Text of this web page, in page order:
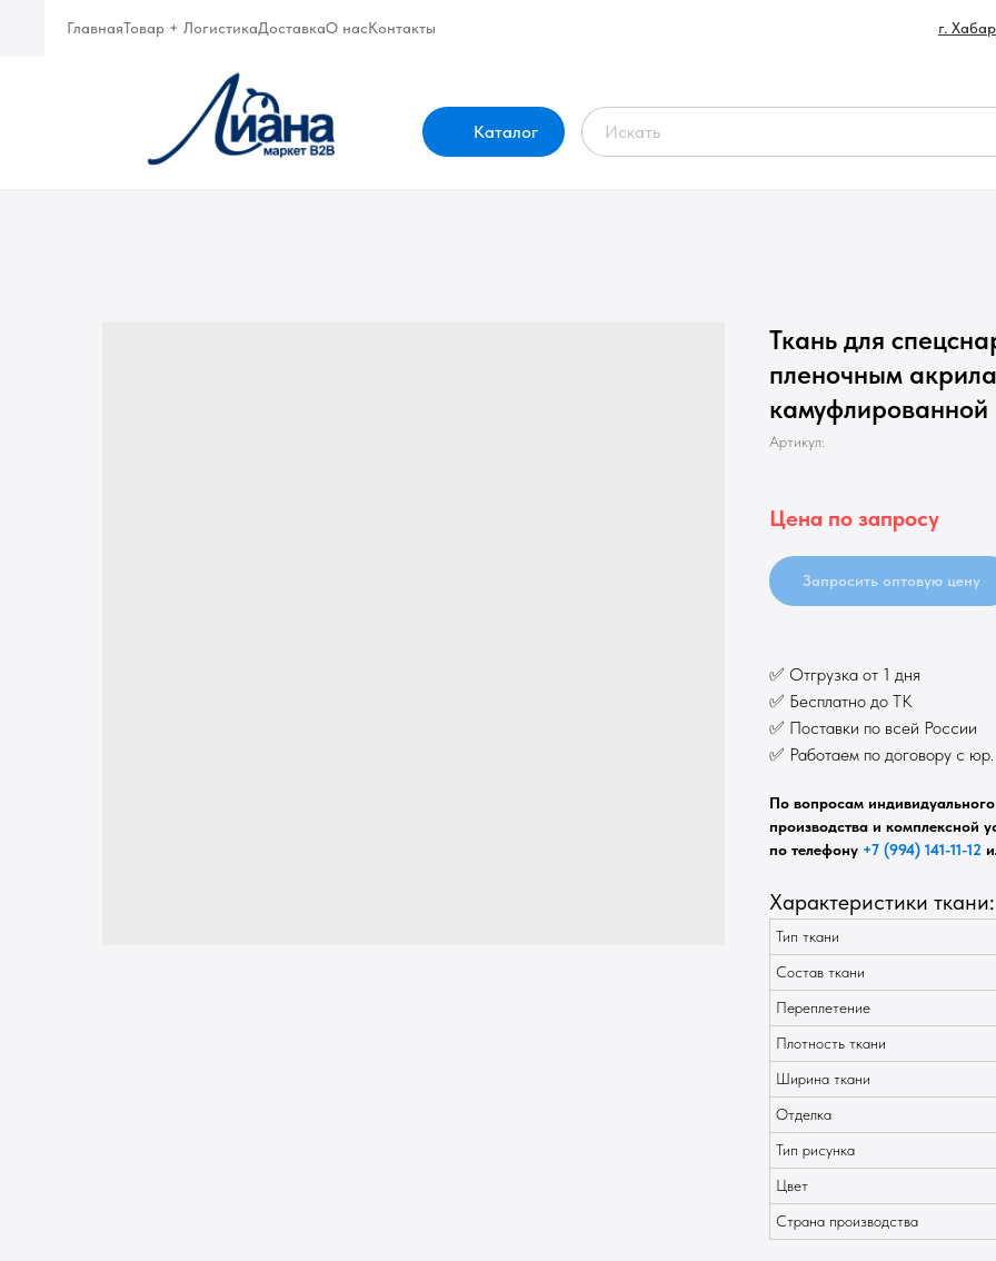
ГлавнаяТовар + ЛогистикаДоставкаО насКонтакты г.
Каталог
Ткань для
пленочным
камуфлированной
Артикул:
Цена по запросу
Запросить оптовую цену
✅ Отгрузка от 1 дня
✅ Бесплатно до ТК
✅ Поставки по всей России
✅ Работаем по договору с
По вопросам
производства и комплексной
по телефону +7 (994) 141-11-12
Характеристики ткани:
Тип ткани
Состав ткани
Переплетение
Плотность ткани
Ширина ткани
Отделка
Тип рисунка
Цвет
Страна производства